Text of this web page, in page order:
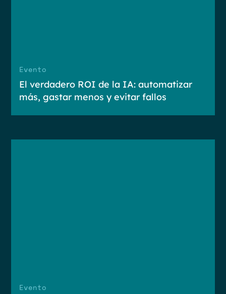
Evento
El verdadero ROI de la IA: automatizar
más, gastar menos y evitar fallos
Evento